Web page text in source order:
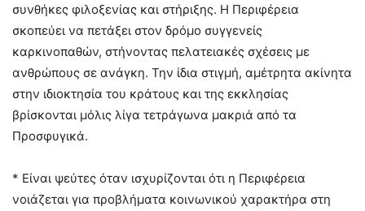
συνθήκες φιλοξενίας και στήριξης. Η Περιφέρεια
σκοπεύει να πετάξει στον δρόμο συγγενείς
καρκινοπαθών, στήνοντας πελατειακές σχέσεις με
ανθρώπους σε ανάγκη. Την ίδια στιγμή, αμέτρητα ακίνητα
στην ιδιοκτησία του κράτους και της εκκλησίας
βρίσκονται μόλις λίγα τετράγωνα μακριά από τα
Προσφυγικά.
* Είναι ψεύτες όταν ισχυρίζονται ότι η Περιφέρεια
νοιάζεται για προβλήματα κοινωνικού χαρακτήρα στη